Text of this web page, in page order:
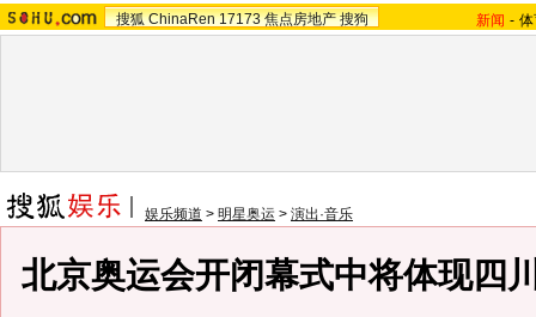
搜狐 ChinaRen 17173 焦点房地产 搜狗 新闻 -
娱乐频道 > 明星奥运 > 演出·音乐
北京奥运会开闭幕式中将体现四